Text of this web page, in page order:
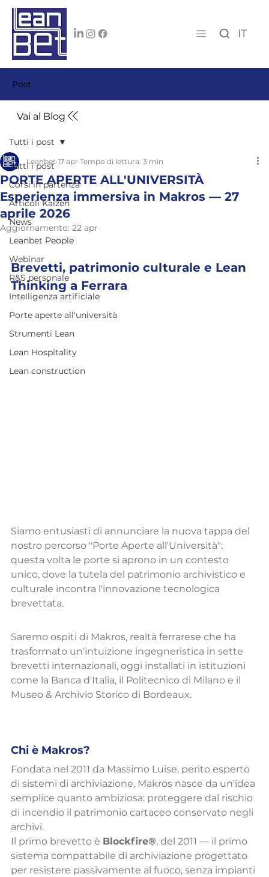
IT
Post
Vai al Blog
Tutti i post
Corsi in partenza
Articoli Kaizen
News
Leanbet People
Webinar
R&S personale
Intelligenza artificiale
Porte aperte all'università
Strumenti Lean
Lean Hospitality
Lean construction
Tutti i post
PORTE APERTE ALL'UNIVERSITÀ
Esperienza immersiva in Makros — 27
aprile 2026
Leanbet 17 apr Tempo di lettura: 3 min
Aggiornamento: 22 apr
Brevetti, patrimonio culturale e Lean
Thinking a Ferrara
Siamo entusiasti di annunciare la nuova tappa del
nostro percorso "Porte Aperte all'Università":
questa volta le porte si aprono in un contesto
unico, dove la tutela del patrimonio archivistico e
culturale incontra l'innovazione tecnologica
brevettata.
Saremo ospiti di Makros, realtà ferrarese che ha
trasformato un'intuizione ingegneristica in sette
brevetti internazionali, oggi installati in istituzioni
come la Banca d'Italia, il Politecnico di Milano e il
Museo & Archivio Storico di Bordeaux.
Chi è Makros?
Fondata nel 2011 da Massimo Luise, perito esperto
di sistemi di archiviazione, Makros nasce da un'idea
semplice quanto ambiziosa: proteggere dal rischio
di incendio il patrimonio cartaceo conservato negli
archivi.
Il primo brevetto è Blockfire®, del 2011 — il primo
sistema compattabile di archiviazione progettato
per resistere passivamente al fuoco, senza impianti